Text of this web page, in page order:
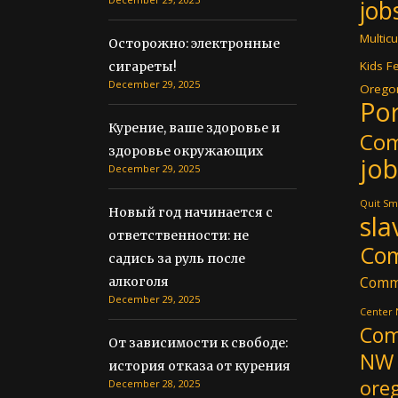
Осторожно: электронные
сигареты!
December 29, 2025
Курение, ваше здоровье и
здоровье окружающих
December 29, 2025
Новый год начинается с
ответственности: не
садись за руль после
алкоголя
December 29, 2025
От зависимости к свободе:
история отказа от курения
December 28, 2025
Kids
Quit
Center
NW